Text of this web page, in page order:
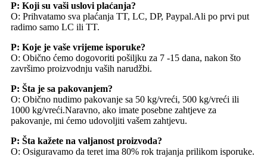
P: Koji su vaši uslovi plaćanja?
O: Prihvatamo sva plaćanja TT, LC, DP, Paypal.Ali po prvi put
radimo samo LC ili TT.
P: Koje je vaše vrijeme isporuke?
O: Obično ćemo dogovoriti pošiljku za 7 -15 dana, nakon što
završimo proizvodnju vaših narudžbi.
P: Šta je sa pakovanjem?
O: Obično nudimo pakovanje sa 50 kg/vreći, 500 kg/vreći ili
1000 kg/vreći.Naravno, ako imate posebne zahtjeve za
pakovanje, mi ćemo udovoljiti vašem zahtjevu.
P: Šta kažete na valjanost proizvoda?
O: Osiguravamo da teret ima 80% rok trajanja prilikom isporuke.